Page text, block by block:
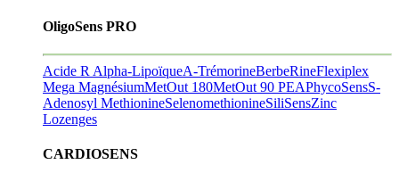
OligoSens PRO
Acide R Alpha-LipoïqueA-TrémorineBerbeRineFlexiplex
Mega MagnésiumMetOut 180MetOut 90 PEAPhycoSensS-
Adenosyl MethionineSelenomethionineSiliSensZinc
Lozenges
CARDIOSENS